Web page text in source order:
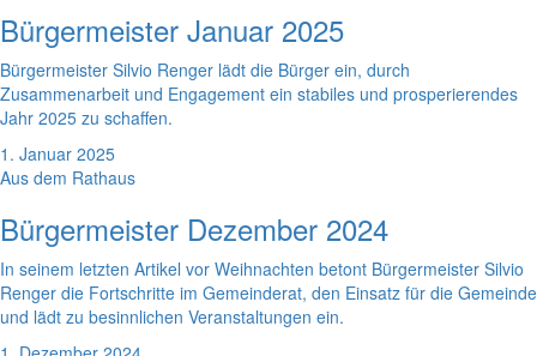
Bürgermeister Januar 2025
Bürgermeister Silvio Renger lädt die Bürger ein, durch
Zusammenarbeit und Engagement ein stabiles und prosperierendes
Jahr 2025 zu schaffen.
1. Januar 2025
Aus dem Rathaus
Bürgermeister Dezember 2024
In seinem letzten Artikel vor Weihnachten betont Bürgermeister Silvio
Renger die Fortschritte im Gemeinderat, den Einsatz für die Gemeinde
und lädt zu besinnlichen Veranstaltungen ein.